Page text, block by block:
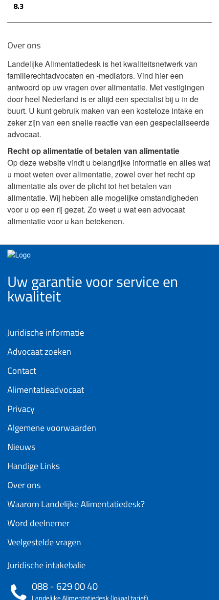
8.3
Over ons
Landelijke Alimentatiedesk is het kwaliteitsnetwerk van
familierechtadvocaten en -mediators. Vind hier een
antwoord op uw vragen over alimentatie. Met vestigingen
door heel Nederland is er altijd een specialist bij u in de
buurt. U kunt gebruik maken van een kosteloze intake en
zeker zijn van een snelle reactie van een gespecialiseerde
advocaat.
Recht op alimentatie of betalen van alimentatie
Op deze website vindt u belangrijke informatie en alles wat
u moet weten over alimentatie, zowel over het recht op
alimentatie als over de plicht tot het betalen van
alimentatie. Wij hebben alle mogelijke omstandigheden
voor u op een rij gezet. Zo weet u wat een advocaat
alimentatie voor u kan betekenen.
Uw garantie voor service en
kwaliteit
Juridische informatie
Advocaat zoeken
Contact
Alimentatieadvocaat
Privacy
Algemene voorwaarden
Nieuws
Handige Links
Over ons
Waarom Landelijke Alimentatiedesk?
Word deelnemer
Veelgestelde vragen
Juridische intakebalie
088 - 629 00 40
Landelijke Alimentatiedesk (lokaal tarief)